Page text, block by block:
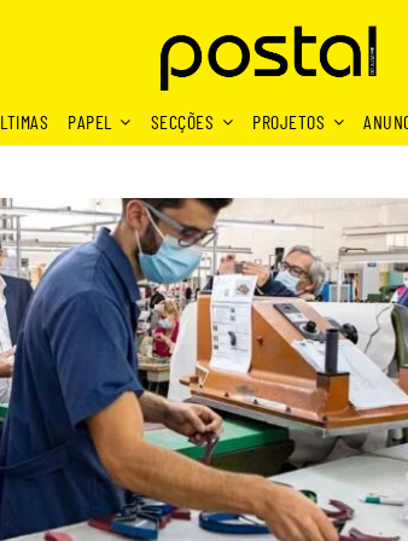
PAPEL SECÇÕES PROJETOS